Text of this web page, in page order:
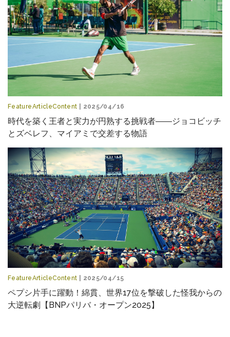
FeatureArticleContent | 2025/04/16
時代を築く王者と実力が円熟する挑戦者――ジョコビッチ
とズベレフ、マイアミで交差する物語
FeatureArticleContent | 2025/04/15
ペプシ片手に躍動！綿貫、世界17位を撃破した怪我からの
大逆転劇【BNPパリバ・オープン2025】